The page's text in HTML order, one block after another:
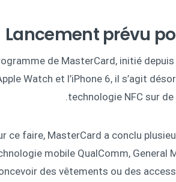
Lancement prévu
de MasterCard, initié depuis
Watch et l’iPhone 6, il s’agit
technologie NFC sur
ce faire, MasterCard a conclu
mobile QualComm, General
des vêtements ou des